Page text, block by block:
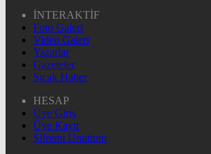
İNTERAKTİF
Foto Galeri
Video Galeri
Yazarlar
Gazeteler
Sıcak Haber
HESAP
Üye Giriş
Üye Kayıt
Şifremi Unuttum